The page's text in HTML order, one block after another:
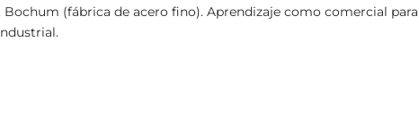
(fábrica de acero fino). Aprendizaje como comercial para